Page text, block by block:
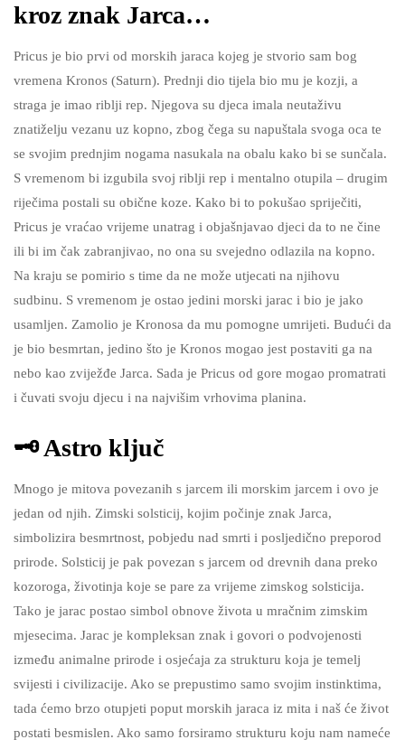
kroz znak Jarca…
Pricus je bio prvi od morskih jaraca kojeg je stvorio sam bog
vremena Kronos (Saturn). Prednji dio tijela bio mu je kozji, a
straga je imao riblji rep. Njegova su djeca imala neutaživu
znatiželju vezanu uz kopno, zbog čega su napuštala svoga oca te
se svojim prednjim nogama nasukala na obalu kako bi se sunčala.
S vremenom bi izgubila svoj riblji rep i mentalno otupila – drugim
riječima postali su obične koze. Kako bi to pokušao spriječiti,
Pricus je vraćao vrijeme unatrag i objašnjavao djeci da to ne čine
ili bi im čak zabranjivao, no ona su svejedno odlazila na kopno.
Na kraju se pomirio s time da ne može utjecati na njihovu
sudbinu. S vremenom je ostao jedini morski jarac i bio je jako
usamljen. Zamolio je Kronosa da mu pomogne umrijeti. Budući da
je bio besmrtan, jedino što je Kronos mogao jest postaviti ga na
nebo kao zviježđe Jarca. Sada je Pricus od gore mogao promatrati
i čuvati svoju djecu i na najvišim vrhovima planina.
🗝 Astro ključ
Mnogo je mitova povezanih s jarcem ili morskim jarcem i ovo je
jedan od njih. Zimski solsticij, kojim počinje znak Jarca,
simbolizira besmrtnost, pobjedu nad smrti i posljedično preporod
prirode. Solsticij je pak povezan s jarcem od drevnih dana preko
kozoroga, životinja koje se pare za vrijeme zimskog solsticija.
Tako je jarac postao simbol obnove života u mračnim zimskim
mjesecima. Jarac je kompleksan znak i govori o podvojenosti
između animalne prirode i osjećaja za strukturu koja je temelj
svijesti i civilizacije. Ako se prepustimo samo svojim instinktima,
tada ćemo brzo otupjeti poput morskih jaraca iz mita i naš će život
postati besmislen. Ako samo forsiramo strukturu koju nam nameće